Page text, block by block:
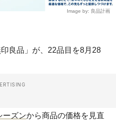
Image by: 良品計画
良品」が、22品目を8月28
ーズンから商品の価格を見直